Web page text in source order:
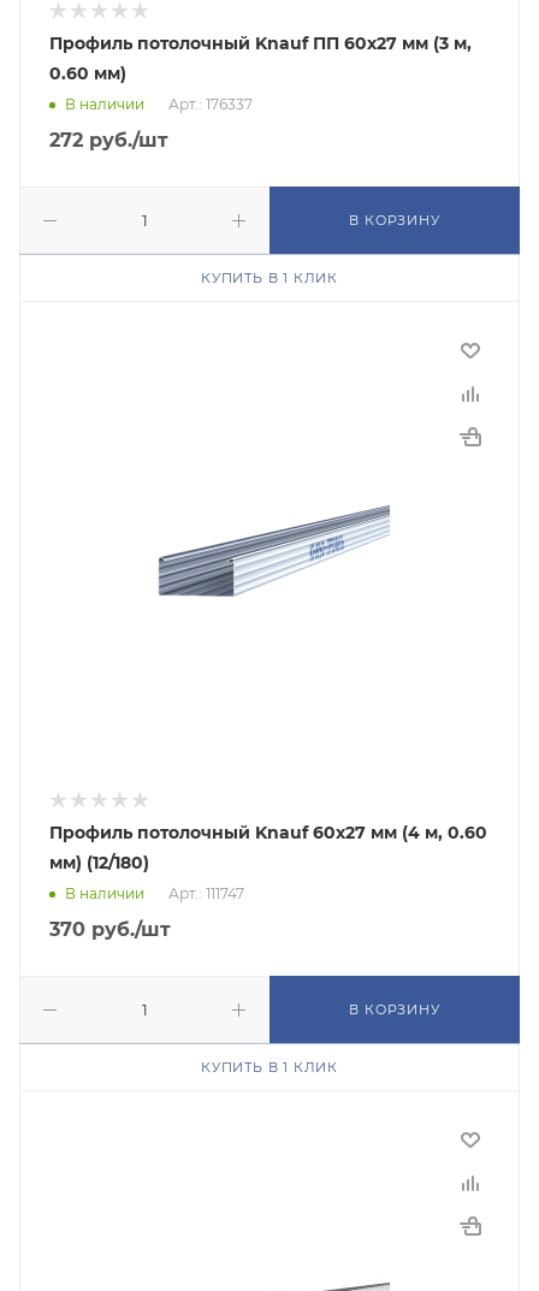
Профиль потолочный Knauf ПП 60х27 мм (3 м,
0.60 мм)
В наличии Арт.: 176337
272 руб./шт
В КОРЗИНУ
КУПИТЬ В 1 КЛИК
Профиль потолочный Knauf 60х27 мм (4 м, 0.60
мм) (12/180)
В наличии Арт.: 111747
370 руб./шт
В КОРЗИНУ
КУПИТЬ В 1 КЛИК